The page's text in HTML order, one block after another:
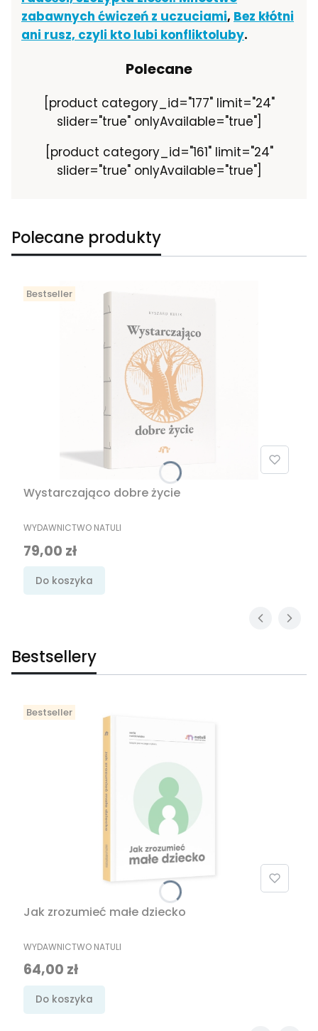
zabawnych ćwiczeń z uczuciami, Bez kłótni
ani rusz, czyli kto lubi konfliktoluby.
Polecane
[product category_id="177" limit="24"
slider="true" onlyAvailable="true"]
[product category_id="161" limit="24"
slider="true" onlyAvailable="true"]
Polecane produkty
Bestseller
Wystarczająco dobre życie
PRODUCENT
WYDAWNICTWO NATULI
Cena
79,00 zł
Do koszyka
Bestsellery
Bestseller
Jak zrozumieć małe dziecko
PRODUCENT
WYDAWNICTWO NATULI
Cena
64,00 zł
Do koszyka